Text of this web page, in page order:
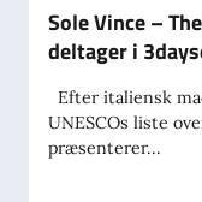
Sole Vince –
deltager i
Efter italiensk
UNESCOs liste
præsenterer...